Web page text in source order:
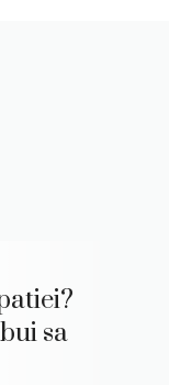
sa